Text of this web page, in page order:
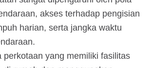
akses terhadap pengisian
harian, serta jangka waktu
perkotaan yang memiliki fasilitas